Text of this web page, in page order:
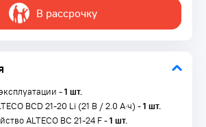
В рассрочку
-1 шт.
BCD 21-20 Li (21 В / 2.0 А·ч) -1 шт.
ALTECO BC 21-24 F -1 шт.